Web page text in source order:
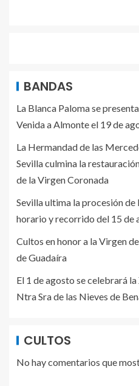
BANDAS
La Blanca Paloma se
Venida a Almonte el 19 de
La Hermandad de las
Sevilla culmina la
de la Virgen Coronada
Sevilla ultima la procesión de
horario y recorrido del 15 de
Cultos en honor a la Virgen
de Guadaíra
El 1 de agosto se celebrará
Ntra Sra de las Nieves de
CULTOS
No hay comentarios que